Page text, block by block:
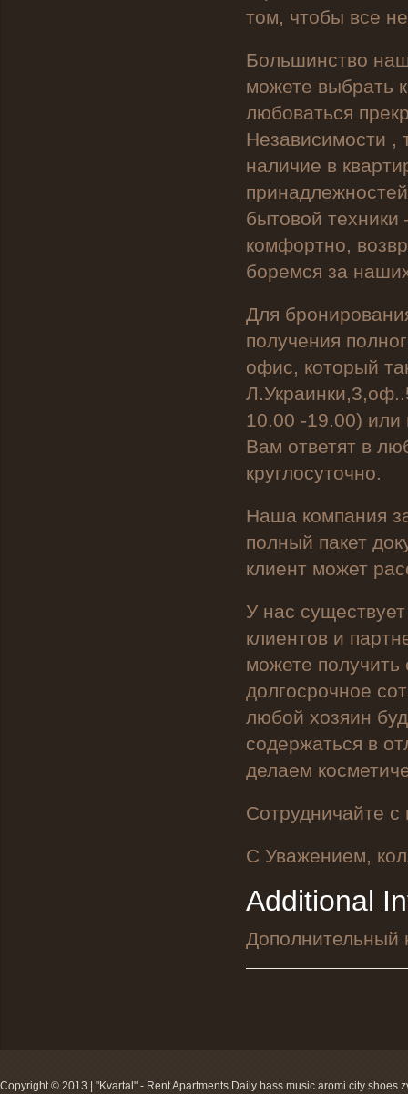
том, чтобы все
Большинство
можете выбрать
любоваться
Независимости ,
наличие в
бытовой техники
комфортно,
боремся за
Для
получения
офис, который
10.00 -19.00) или
Вам ответят в
круглосуточно.
Наша компания
полный пакет
клиент может
У нас существует
клиентов и
можете
долгосрочное
любой хозяин
содержаться в
делаем
Сотрудничайте
С Уважением,
Additional
Дополнительный
Copyright © 2013 | "Kvartal" - Rent Apartments Daily bass music aromi city shoes